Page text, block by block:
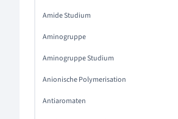
Amide Studium
Aminogruppe
Aminogruppe Studium
Anionische Polymerisation
Antiaromaten